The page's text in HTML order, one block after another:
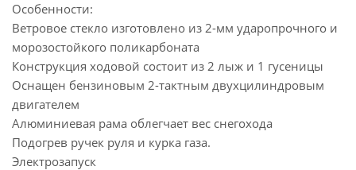
Особенности:
Ветровое стекло изготовлено из 2-мм ударопрочного и
морозостойкого поликарбоната
Конструкция ходовой состоит из 2 лыж и 1 гусеницы
Оснащен бензиновым 2-тактным двухцилиндровым
двигателем
Алюминиевая рама облегчает вес снегохода
Подогрев ручек руля и курка газа.
Электрозапуск